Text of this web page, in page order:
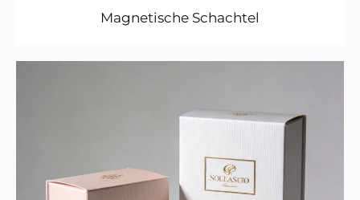
Magnetische Schachtel